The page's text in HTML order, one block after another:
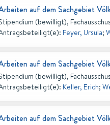
auf dem Sachgebiet
(bewilligt),
: Feyer, Ursula;
auf dem Sachgebiet
(bewilligt),
: Keller, Erich;
auf dem Sachgebiet